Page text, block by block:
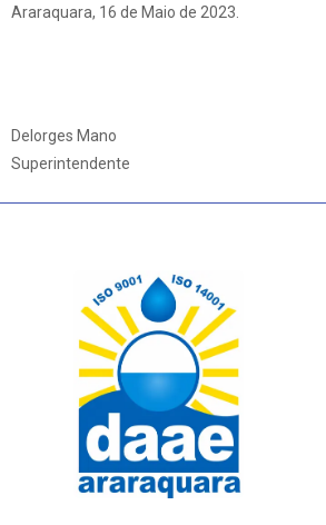
Araraquara, 16 de Maio de 2023.
Delorges Mano
Superintendente